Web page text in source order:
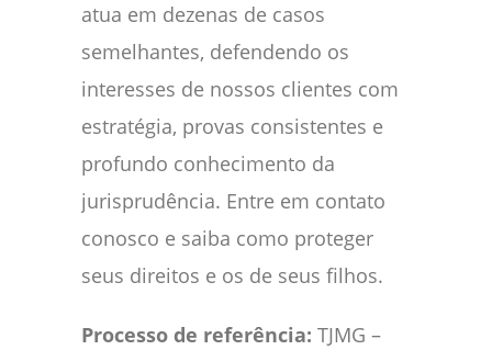
atua em dezenas de casos
semelhantes, defendendo os
interesses de nossos clientes com
estratégia, provas consistentes e
profundo conhecimento da
jurisprudência. Entre em contato
conosco e saiba como proteger
seus direitos e os de seus filhos.
Processo de referência: TJMG –